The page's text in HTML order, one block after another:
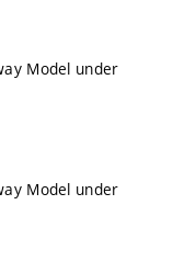
Model under
Model under